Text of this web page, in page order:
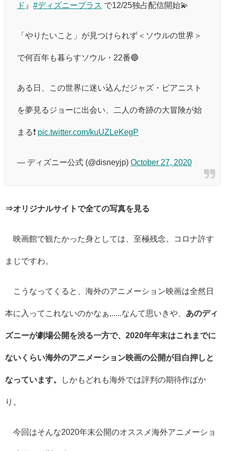
ド 』 #ディズニープラス で12/25独占配信開始💫
「やりたいこと」が見つけられず＜ソウルの世界＞
で何百年も暮らすソウル・22番🔵
ある日、この世界に迷い込んだジャズ・ピアニスト
を夢見るジョーに出会い、二人の奇跡の大冒険が始
まる❗️ pic.twitter.com/kuUZLeKegP
— ディズニー公式 (@disneyjp) October 27, 2020
⇒オリジナルサイトで全ての写真を見る
映画館で観たかった身としては、至極残念。コロナ許す
まじですわ。
こうなってくると、海外のアニメーション映画は全然日
本に入ってこれないのかなぁ......なんて思いきや、 あのディ
ズニーが劇場公開を渋る一方で、2020年年末はこれまでに
ないくらい海外のアニメーション映画の公開が目白押しと
なっています。 しかもどれも海外では評判の期待作ばか
り。
今回はそんな2020年末公開のオススメ海外アニメーショ